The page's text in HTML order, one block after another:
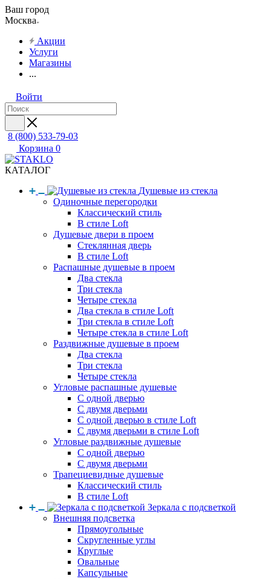
Ваш город
Москва
Акции
Услуги
Магазины
...
Войти
8 (800) 533-79-03
Корзина 0
КАТАЛОГ
Душевые из стекла
Одиночные перегородки
Классический стиль
В стиле Loft
Душевые двери в проем
Стеклянная дверь
В стиле Loft
Распашные душевые в проем
Два стекла
Три стекла
Четыре стекла
Два стекла в стиле Loft
Три стекла в стиле Loft
Четыре стекла в стиле Loft
Раздвижные душевые в проем
Два стекла
Три стекла
Четыре стекла
Угловые распашные душевые
С одной дверью
С двумя дверьми
С одной дверью в стиле Loft
С двумя дверьми в стиле Loft
Угловые раздвижные душевые
С одной дверью
С двумя дверьми
Трапециевидные душевые
Классический стиль
В стиле Loft
Зеркала с подсветкой
Внешняя подсветка
Прямоугольные
Скругленные углы
Круглые
Овальные
Капсульные